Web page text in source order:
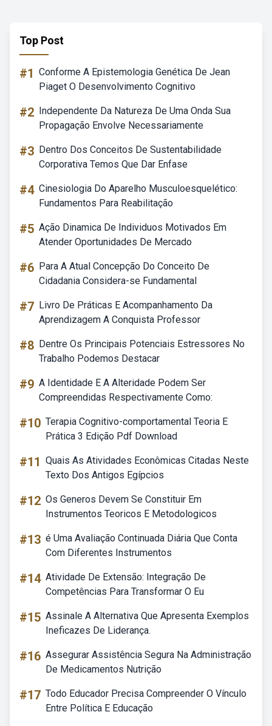
Top Post
#1 Conforme A Epistemologia Genética De Jean
Piaget O Desenvolvimento Cognitivo
#2 Independente Da Natureza De Uma Onda Sua
Propagação Envolve Necessariamente
#3 Dentro Dos Conceitos De Sustentabilidade
Corporativa Temos Que Dar Enfase
#4 Cinesiologia Do Aparelho Musculoesquelético:
Fundamentos Para Reabilitação
#5 Ação Dinamica De Individuos Motivados Em
Atender Oportunidades De Mercado
#6 Para A Atual Concepção Do Conceito De
Cidadania Considera-se Fundamental
#7 Livro De Práticas E Acompanhamento Da
Aprendizagem A Conquista Professor
#8 Dentre Os Principais Potenciais Estressores No
Trabalho Podemos Destacar
#9 A Identidade E A Alteridade Podem Ser
Compreendidas Respectivamente Como:
#10 Terapia Cognitivo-comportamental Teoria E
Prática 3 Edição Pdf Download
#11 Quais As Atividades Econômicas Citadas Neste
Texto Dos Antigos Egípcios
#12 Os Generos Devem Se Constituir Em
Instrumentos Teoricos E Metodologicos
#13 é Uma Avaliação Continuada Diária Que Conta
Com Diferentes Instrumentos
#14 Atividade De Extensão: Integração De
Competências Para Transformar O Eu
#15 Assinale A Alternativa Que Apresenta Exemplos
Ineficazes De Liderança.
#16 Assegurar Assistência Segura Na Administração
De Medicamentos Nutrição
#17 Todo Educador Precisa Compreender O Vínculo
Entre Política E Educação